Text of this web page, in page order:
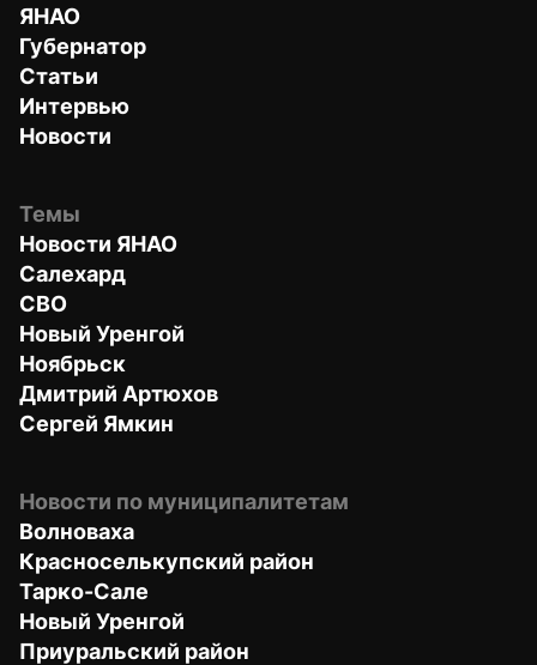
ЯНАО
Губернатор
Статьи
Интервью
Новости
Темы
Новости ЯНАО
Салехард
СВО
Новый Уренгой
Ноябрьск
Дмитрий Артюхов
Сергей Ямкин
Новости по муниципалитетам
Волноваха
Красноселькупский район
Тарко-Сале
Новый Уренгой
Приуральский район